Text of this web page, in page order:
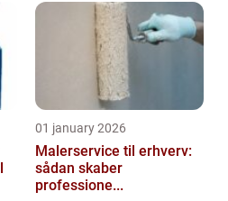
01 january 2026
Malerservice til erhverv:
sådan skaber
professione...